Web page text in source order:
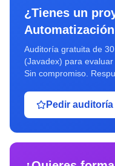
¿Tienes un
Auditoría gratuita de
(Javadex) para
Sin compromiso.
Pedir